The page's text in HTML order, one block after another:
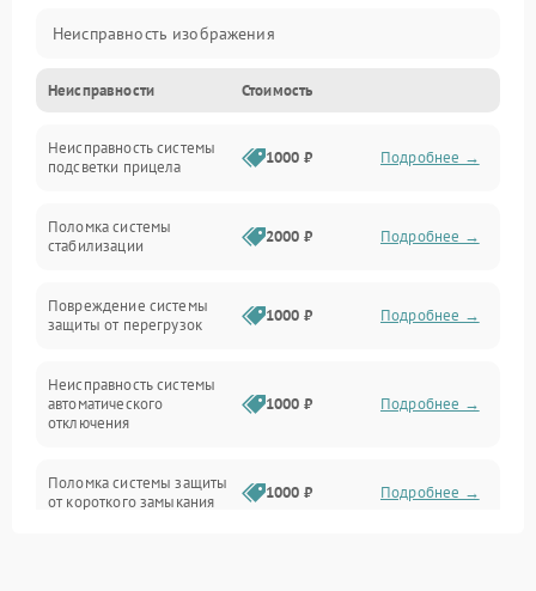
Неисправность изображения
Механические повреждения
Неисправность фокусировки и оптики
Электропитание
Механика
Корпус/Герметичность
Неисправности Стоимость
Неисправность системы
подсветки прицела
1000 ₽ Подробнее →
Поломка системы
стабилизации
2000 ₽ Подробнее →
Повреждение системы
защиты от перегрузок
1000 ₽ Подробнее →
Неисправность системы
автоматического
отключения
1000 ₽ Подробнее →
Поломка системы защиты
от короткого замыкания
1000 ₽ Подробнее →